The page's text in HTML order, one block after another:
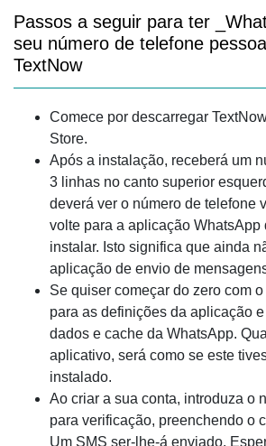
Passos a seguir para ter
seu número de telefone
TextNow
Comece por descarregar
Store.
Após a instalação, receberá um
3 linhas no canto superior
deverá ver o número de telefone
volte para a aplicação WhatsApp
instalar. Isto significa que ainda
aplicação de envio de
Se quiser começar do zero com
para as definições da aplicação
dados e cache da WhatsApp.
aplicativo, será como se este
instalado.
Ao criar a sua conta, introduza o
para verificação, preenchendo o
Um SMS ser-lhe-á enviado.